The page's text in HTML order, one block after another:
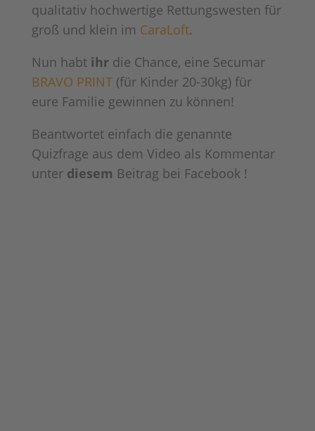
qualitativ hochwertige Rettungswesten für
groß und klein im CaraLoft.
Nun habt ihrdie Chance, eine Secumar
BRAVO PRINT(für Kinder 20-30kg) für
eure Familie gewinnen zu können!
Beantwortet einfach die genannte
Quizfrage aus dem Video als Kommentar
unter diesem Beitrag bei Facebook !